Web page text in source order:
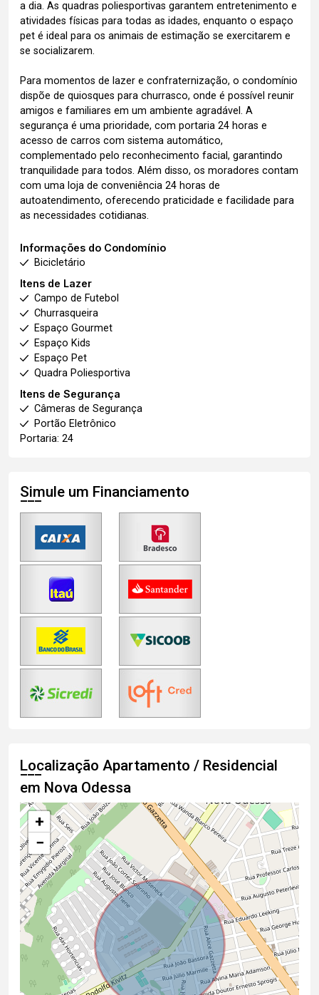
a dia. As quadras poliesportivas garantem entretenimento e
atividades físicas para todas as idades, enquanto o espaço
pet é ideal para os animais de estimação se exercitarem e
se socializarem.
Para momentos de lazer e confraternização, o condomínio
dispõe de quiosques para churrasco, onde é possível reunir
amigos e familiares em um ambiente agradável. A
segurança é uma prioridade, com portaria 24 horas e
acesso de carros com sistema automático,
complementado pelo reconhecimento facial, garantindo
tranquilidade para todos. Além disso, os moradores contam
com uma loja de conveniência 24 horas de
autoatendimento, oferecendo praticidade e facilidade para
as necessidades cotidianas.
Informações do Condomínio
Bicicletário
Itens de Lazer
Campo de Futebol
Churrasqueira
Espaço Gourmet
Espaço Kids
Espaço Pet
Quadra Poliesportiva
Itens de Segurança
Câmeras de Segurança
Portão Eletrônico
Portaria: 24
Simule um Financiamento
Localização Apartamento / Residencial
em Nova Odessa
+
−